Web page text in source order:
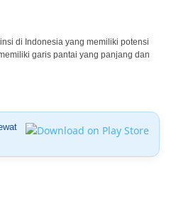
di Indonesia yang memiliki potensi
garis pantai yang panjang dan